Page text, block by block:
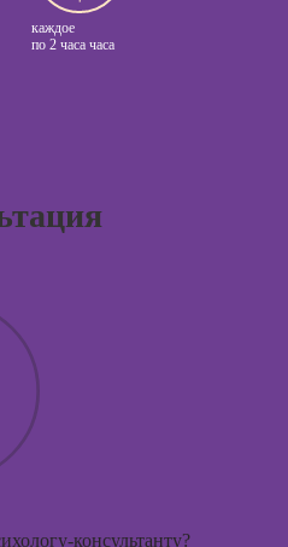
проектов
каждое
по 2 часа часа
консультанту?